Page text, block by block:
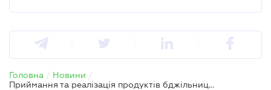
Головна / Новини /
Приймання та реалізація продуктів бджільництва через торговельно-заготівельні пункти: що з РРО/ПРРО